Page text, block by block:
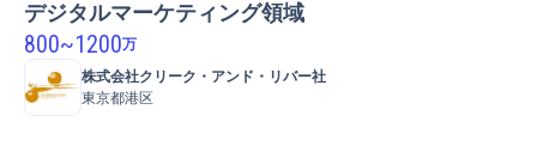
デジタルマーケティング領域
800~1200万
株式会社クリーク・アンド・リバー社
東京都港区